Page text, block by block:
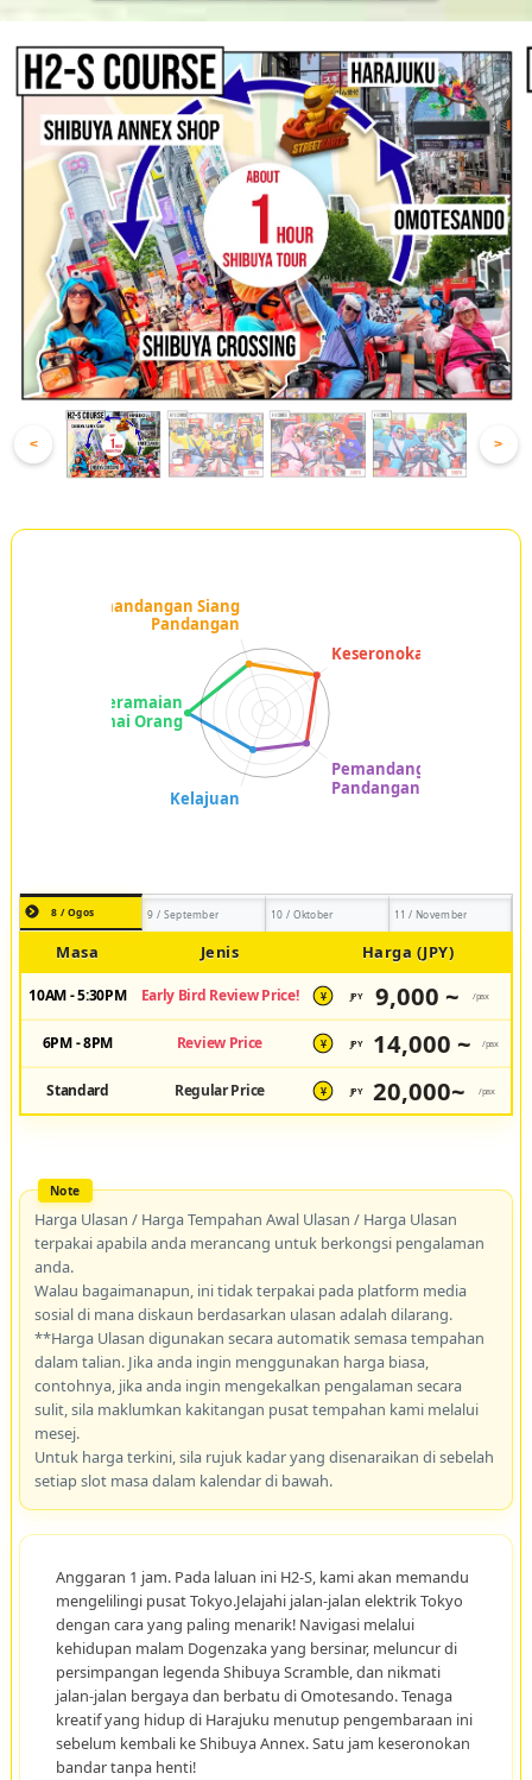
< >
8 / Ogos 9 / September 10 / Oktober 11 / November
Masa Jenis Harga (JPY)
10AM - 5:30PM Early Bird Review Price! ¥ JPY 9,000 ~ /pax
6PM - 8PM Review Price ¥ JPY 14,000 ~ /pax
Standard Regular Price ¥ JPY 20,000~ /pax
Harga Ulasan / Harga Tempahan Awal Ulasan / Harga Ulasan
terpakai apabila anda merancang untuk berkongsi pengalaman
anda.
Walau bagaimanapun, ini tidak terpakai pada platform media
sosial di mana diskaun berdasarkan ulasan adalah dilarang.
**Harga Ulasan digunakan secara automatik semasa tempahan
dalam talian. Jika anda ingin menggunakan harga biasa,
contohnya, jika anda ingin mengekalkan pengalaman secara
sulit, sila maklumkan kakitangan pusat tempahan kami melalui
mesej.
Untuk harga terkini, sila rujuk kadar yang disenaraikan di sebelah
setiap slot masa dalam kalendar di bawah.
Anggaran 1 jam. Pada laluan ini H2-S, kami akan memandu
mengelilingi pusat Tokyo.Jelajahi jalan-jalan elektrik Tokyo
dengan cara yang paling menarik! Navigasi melalui
kehidupan malam Dogenzaka yang bersinar, meluncur di
persimpangan legenda Shibuya Scramble, dan nikmati
jalan-jalan bergaya dan berbatu di Omotesando. Tenaga
kreatif yang hidup di Harajuku menutup pengembaraan ini
sebelum kembali ke Shibuya Annex. Satu jam keseronokan
bandar tanpa henti!